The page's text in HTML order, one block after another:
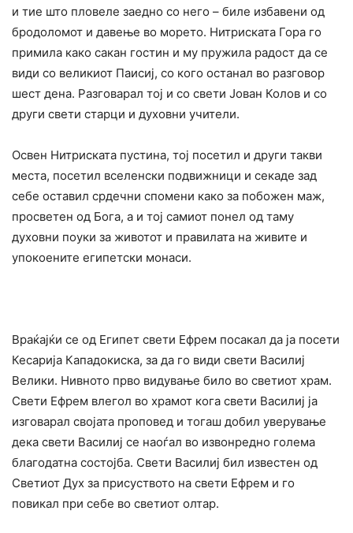
и тие што пловеле заедно со него – биле избавени од
бродоломот и давење во морето. Нитриската Гора го
примила како сакан гостин и му пружила радост да се
види со великиот Паисиј, со кого останал во разговор
шест дена. Разговарал тој и со свети Јован Колов и со
други свети старци и духовни учители.
Освен Нитриската пустина, тој посетил и други такви
места, посетил вселенски подвижници и секаде зад
себе оставил срдечни спомени како за побожен маж,
просветен од Бога, а и тој самиот понел од таму
духовни поуки за животот и правилата на живите и
упокоените египетски монаси.
Враќајќи се од Египет свети Ефрем посакал да ја посети
Кесарија Кападокиска, за да го види свети Василиј
Велики. Нивното прво видување било во светиот храм.
Свети Ефрем влегол во храмот кога свети Василиј ја
изговарал својата проповед и тогаш добил уверување
дека свети Василиј се наоѓал во извонредно голема
благодатна состојба. Свети Василиј бил известен од
Светиот Дух за присуството на свети Ефрем и го
повикал при себе во светиот олтар.